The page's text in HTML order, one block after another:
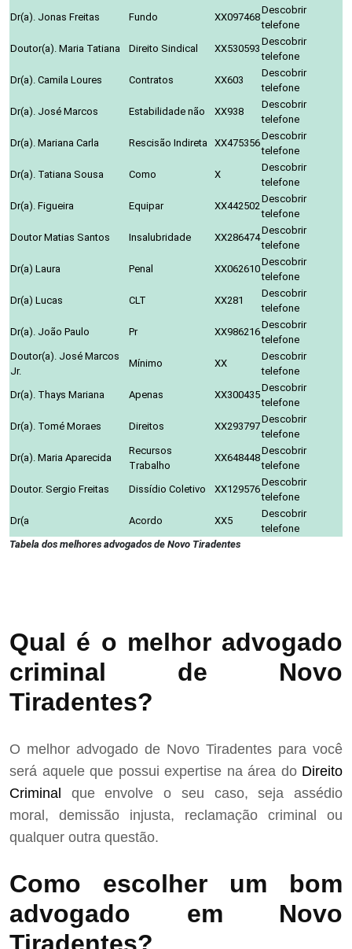
Dr(a). Jonas Freitas
Fundo XX097468
Descobrir
telefone
Doutor(a). Maria Tatiana
Direito Sindical XX530593
Descobrir
telefone
Dr(a). Camila Loures
Contratos XX603
Descobrir
telefone
Dr(a). José Marcos
Estabilidade não XX938
Descobrir
telefone
Dr(a). Mariana Carla
Rescisão Indireta XX475356
Descobrir
telefone
Dr(a). Tatiana Sousa
Como X
Descobrir
telefone
Dr(a). Figueira
Equipar XX442502
Descobrir
telefone
Doutor Matias Santos
Insalubridade XX286474
Descobrir
telefone
Dr(a) Laura
Penal XX062610
Descobrir
telefone
Dr(a) Lucas
CLT XX281
Descobrir
telefone
Dr(a). João Paulo
Pr XX986216
Descobrir
telefone
Doutor(a). José Marcos
Jr.
Mínimo XX
Descobrir
telefone
Dr(a). Thays Mariana
Apenas XX300435
Descobrir
telefone
Dr(a). Tomé Moraes
Direitos XX293797
Descobrir
telefone
Dr(a). Maria Aparecida
Recursos
Trabalho
XX648448
Descobrir
telefone
Doutor. Sergio Freitas
Dissídio Coletivo XX129576
Descobrir
telefone
Dr(a
Acordo XX5
Descobrir
telefone
Tabela dos melhores advogados de Novo Tiradentes
Qual é o melhor advogado
criminal de Novo
Tiradentes?
O melhor advogado de Novo Tiradentes para você
será aquele que possui expertise na área do Direito
Criminal que envolve o seu caso, seja assédio
moral, demissão injusta, reclamação criminal ou
qualquer outra questão.
Como escolher um bom
advogado em Novo